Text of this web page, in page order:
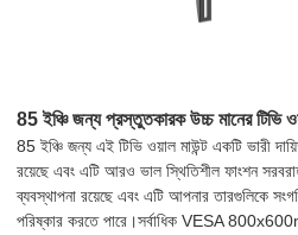
85 ইঞ্চি জন্য প্রস্তুতকারক উচ্চ মানের টিভি
85 ইঞ্চি জন্য এই টিভি ওয়াল মাউন্ট একটি ভারী
রয়েছে এবং এটি আরও ভাল স্থিতিশীল ফাংশন
ব্যবস্থাপনা রয়েছে এবং এটি আপনার তারগুলিকে
পরিষ্কার করতে পারে।সর্বাধিক VESA